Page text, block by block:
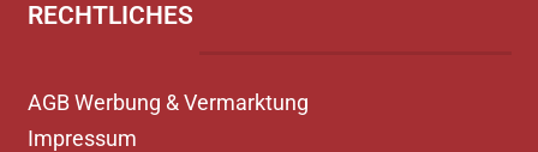
RECHTLICHES
AGB Werbung & Vermarktung
Impressum